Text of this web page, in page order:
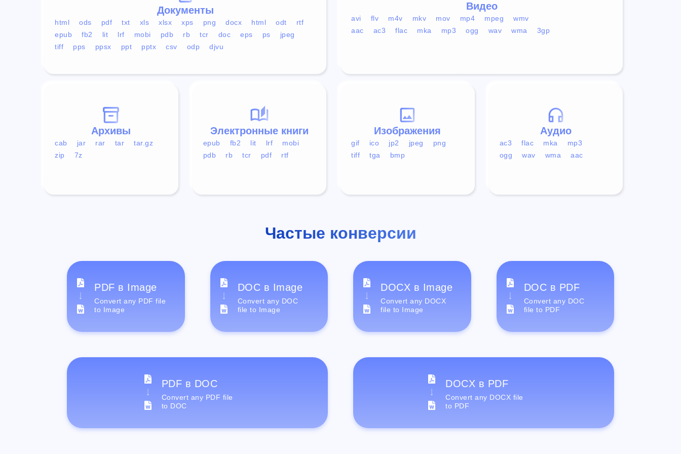
Документы
html ods pdf txt xls xlsx xps png docx html odt
rtf
epub
fb2 lit lrf mobi pdb rb tcr doc eps ps
jpeg
tiff
pps ppsx ppt pptx csv odp djvu
Видео
avi flv m4v mkv mov mp4 mpeg
wmv
aac
ac3 flac mka mp3 ogg wav wma 3gp
Аудио
ac3 flac mka
mp3
ogg
wav wma aac
Изображения
gif ico jp2 jpeg
png
tiff
tga bmp
Электронные книги
epub fb2 lit lrf
mobi
pdb
rb tcr pdf rtf
Архивы
cab jar rar tar
tar.gz
zip
7z
Частые конверсии
PDF в Image
Convert any PDF file
to Image
DOC в Image
Convert any DOC
file to Image
DOCX в Image
Convert any DOCX
file to Image
DOC в PDF
Convert any DOC
file to PDF
PDF в DOC
Convert any PDF file
to DOC
DOCX в PDF
Convert any DOCX file
to PDF